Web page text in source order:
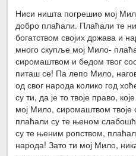
Ниси ништа погрешио мој
добро плаћали. Плаћали те
богатством својих држава и
много скупље мој Мило-
сиромаштвом и бедом твог
питаш се! Па лепо Мило,
од свог народа колико год
су ти, да је то твоје право,
мој Мило, сиромаштвом
плаћали су те њеном
су те њеним ропством,
народа! Зато ти мој Мило,